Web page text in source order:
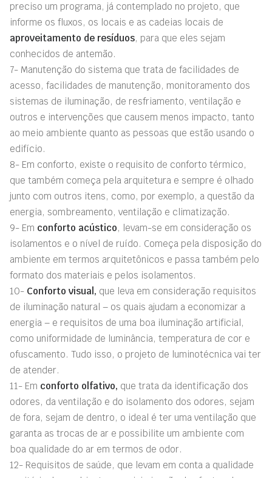
preciso um programa, já contemplado no projeto, que
informe os fluxos, os locais e as cadeias locais de
aproveitamento de resíduos, para que eles sejam
conhecidos de antemão.
7- Manutenção do sistema que trata de facilidades de
acesso, facilidades de manutenção, monitoramento dos
sistemas de iluminação, de resfriamento, ventilação e
outros e intervenções que causem menos impacto, tanto
ao meio ambiente quanto as pessoas que estão usando o
edifício.
8- Em conforto, existe o requisito de conforto térmico,
que também começa pela arquitetura e sempre é olhado
junto com outros itens, como, por exemplo, a questão da
energia, sombreamento, ventilação e climatização.
9- Em conforto acústico, levam-se em consideração os
isolamentos e o nível de ruído. Começa pela disposição do
ambiente em termos arquitetônicos e passa também pelo
formato dos materiais e pelos isolamentos.
10- Conforto visual, que leva em consideração requisitos
de iluminação natural – os quais ajudam a economizar a
energia – e requisitos de uma boa iluminação artificial,
como uniformidade de luminância, temperatura de cor e
ofuscamento. Tudo isso, o projeto de luminotécnica vai ter
de atender.
11- Em conforto olfativo, que trata da identificação dos
odores, da ventilação e do isolamento dos odores, sejam
de fora, sejam de dentro, o ideal é ter uma ventilação que
garanta as trocas de ar e possibilite um ambiente com
boa qualidade do ar em termos de odor.
12- Requisitos de saúde, que levam em conta a qualidade